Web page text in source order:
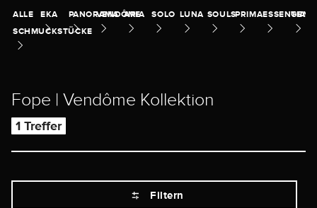
ALLE
SCHMUCKSTÜCKE
EKA PANORAMAVENDÔME
ARIA SOLO LUNA SOULSPRIMAESSENTIALS
Fope | Vendôme Kollektion
1 Treffer
Filtern